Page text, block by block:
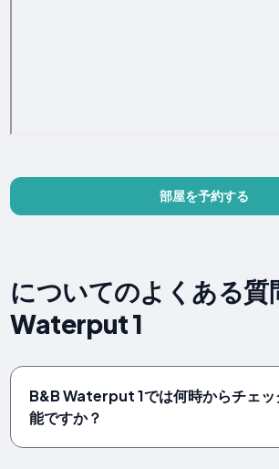
部屋を予約する
についてのよくある質
Waterput 1
B&B Waterput 1では何時からチェッ
能ですか？